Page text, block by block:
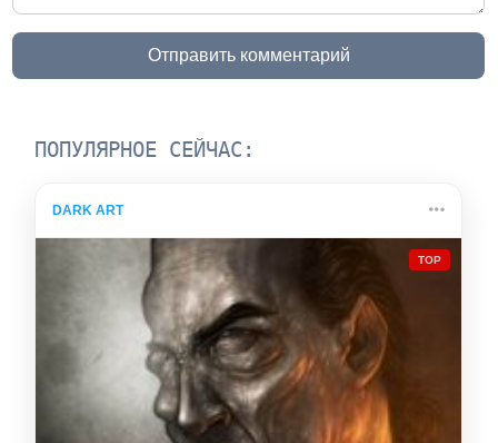
Отправить комментарий
ПОПУЛЯРНОЕ СЕЙЧАС:
DARK ART
TOP